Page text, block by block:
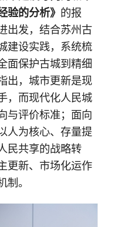
的分析》 的报
出发，结合苏州古
建设实践，系统梳
面保护古城到精细
出，城市更新是现
，而现代化人民城
与评价标准；面向
人为核心、存量提
民共享的战略转
更新、市场化运作
制。